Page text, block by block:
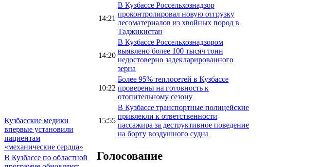
Кузбасские медики
впервые установили
пациентам
«механические сердца»
В Кузбассе по областной
14:21
В Кузбассе Россельхознадзор
проконтролировал новую отгрузку
лесоматериалов из хвойных пород в
Таджикистан
14:20
В Кузбассе Россельхознадзором
выявлено более 100 тысяч тонн
недостоверно задекларированного
зерна
10:22
Более 95% теплосетей в Кузбассе
проверены на готовность к
отопительному сезону
15:55
В Кузбассе транспортные полицейские
привлекли к ответственности
пассажира за деструктивное поведение
на борту воздушного судна
Голосование